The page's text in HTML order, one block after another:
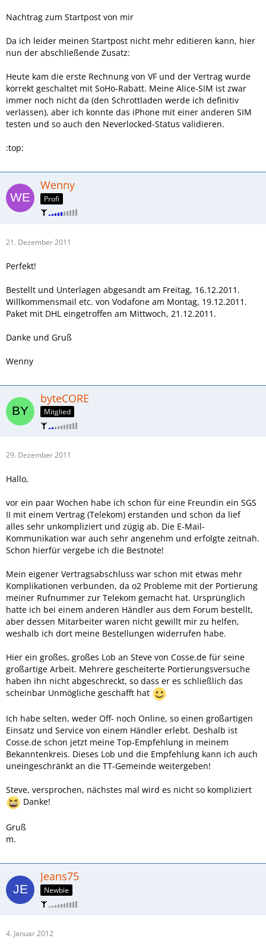
Nachtrag zum Startpost von mir
Da ich leider meinen Startpost nicht mehr editieren kann, hier
nun der abschließende Zusatz:
Heute kam die erste Rechnung von VF und der Vertrag wurde
korrekt geschaltet mit SoHo-Rabatt. Meine Alice-SIM ist zwar
immer noch nicht da (den Schrottladen werde ich definitiv
verlassen), aber ich konnte das iPhone mit einer anderen SIM
testen und so auch den Neverlocked-Status validieren.
:top:
Wenny
Profi
21. Dezember 2011
Perfekt!
Bestellt und Unterlagen abgesandt am Freitag, 16.12.2011.
Willkommensmail etc. von Vodafone am Montag, 19.12.2011.
Paket mit DHL eingetroffen am Mittwoch, 21.12.2011.
Danke und Gruß
Wenny
byteCORE
Mitglied
29. Dezember 2011
Hallo,
vor ein paar Wochen habe ich schon für eine Freundin ein SGS
II mit einem Vertrag (Telekom) erstanden und schon da lief
alles sehr unkompliziert und zügig ab. Die E-Mail-
Kommunikation war auch sehr angenehm und erfolgte zeitnah.
Schon hierfür vergebe ich die Bestnote!
Mein eigener Vertragsabschluss war schon mit etwas mehr
Komplikationen verbunden, da o2 Probleme mit der Portierung
meiner Rufnummer zur Telekom gemacht hat. Ursprünglich
hatte ich bei einem anderen Händler aus dem Forum bestellt,
aber dessen Mitarbeiter waren nicht gewillt mir zu helfen,
weshalb ich dort meine Bestellungen widerrufen habe.
Hier ein großes, großes Lob an Steve von Cosse.de für seine
großartige Arbeit. Mehrere gescheiterte Portierungsversuche
haben ihn nicht abgeschreckt, so dass er es schließlich das
scheinbar Unmögliche geschafft hat
Ich habe selten, weder Off- noch Online, so einen großartigen
Einsatz und Service von einem Händler erlebt. Deshalb ist
Cosse.de schon jetzt meine Top-Empfehlung in meinem
Bekanntenkreis. Dieses Lob und die Empfehlung kann ich auch
uneingeschränkt an die TT-Gemeinde weitergeben!
Steve, versprochen, nächstes mal wird es nicht so kompliziert
Danke!
Gruß
m.
Jeans75
Newbie
4. Januar 2012